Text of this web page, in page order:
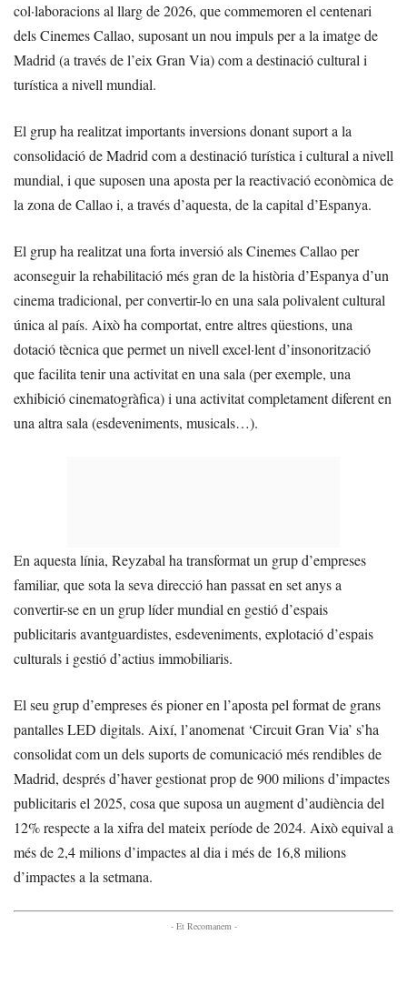
col·laboracions al llarg de 2026, que commemoren el centenari
dels Cinemes Callao, suposant un nou impuls per a la imatge de
Madrid (a través de l’eix Gran Via) com a destinació cultural i
turística a nivell mundial.
El grup ha realitzat importants inversions donant suport a la
consolidació de Madrid com a destinació turística i cultural a nivell
mundial, i que suposen una aposta per la reactivació econòmica de
la zona de Callao i, a través d’aquesta, de la capital d’Espanya.
El grup ha realitzat una forta inversió als Cinemes Callao per
aconseguir la rehabilitació més gran de la història d’Espanya d’un
cinema tradicional, per convertir-lo en una sala polivalent cultural
única al país. Això ha comportat, entre altres qüestions, una
dotació tècnica que permet un nivell excel·lent d’insonorització
que facilita tenir una activitat en una sala (per exemple, una
exhibició cinematogràfica) i una activitat completament diferent en
una altra sala (esdeveniments, musicals…).
En aquesta línia, Reyzabal ha transformat un grup d’empreses
familiar, que sota la seva direcció han passat en set anys a
convertir-se en un grup líder mundial en gestió d’espais
publicitaris avantguardistes, esdeveniments, explotació d’espais
culturals i gestió d’actius immobiliaris.
El seu grup d’empreses és pioner en l’aposta pel format de grans
pantalles LED digitals. Així, l’anomenat ‘Circuit Gran Via’ s’ha
consolidat com un dels suports de comunicació més rendibles de
Madrid, després d’haver gestionat prop de 900 milions d’impactes
publicitaris el 2025, cosa que suposa un augment d’audiència del
12% respecte a la xifra del mateix període de 2024. Això equival a
més de 2,4 milions d’impactes al dia i més de 16,8 milions
d’impactes a la setmana.
- Et Recomanem -